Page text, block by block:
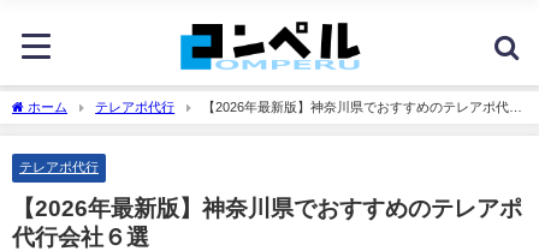
ホーム テレアポ代行
【2026年最新版】神奈川県でおすすめのテレアポ代行
テレアポ代行
【2026年最新版】神奈川県でおすすめのテレアポ
代行会社６選